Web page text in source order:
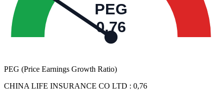
PEG
0,76
PEG (Price Earnings Growth Ratio)
CHINA LIFE INSURANCE CO LTD : 0,76